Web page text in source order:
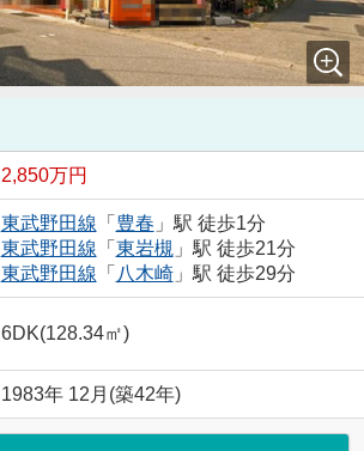
2,850万円
東武野田線 「 豊春 」駅 徒歩1分
東武野田線 「 東岩槻 」駅 徒歩21分
東武野田線 「 八木崎」駅 徒歩29分
6DK(128.34㎡)
1983年 12月(築42年)